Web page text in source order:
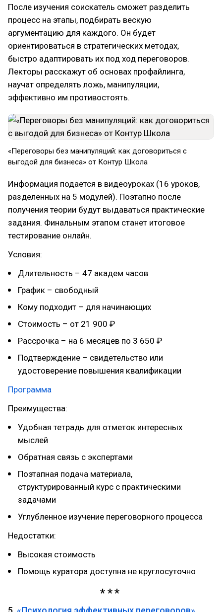
После изучения соискатель сможет разделить
процесс на этапы, подбирать вескую
аргументацию для каждого. Он будет
ориентироваться в стратегических методах,
быстро адаптировать их под ход переговоров.
Лекторы расскажут об основах профайлинга,
научат определять ложь, манипуляции,
эффективно им противостоять.
«Переговоры без манипуляций: как договориться с
выгодой для бизнеса» от Контур Школа
Информация подается в видеоуроках (16 уроков,
разделенных на 5 модулей). Поэтапно после
получения теории будут выдаваться практические
задания. Финальным этапом станет итоговое
тестирование онлайн.
Условия:
Длительность – 47 академ часов
График – свободный
Кому подходит – для начинающих
Стоимость – от 21 900 ₽
Рассрочка – на 6 месяцев по 3 650 ₽
Подтверждение – свидетельство или
удостоверение повышения квалификации
Программа
Преимущества:
Удобная тетрадь для отметок интересных
мыслей
Обратная связь с экспертами
Поэтапная подача материала,
структурированный курс с практическими
задачами
Углубленное изучение переговорного процесса
Недостатки:
Высокая стоимость
Помощь куратора доступна не круглосуточно